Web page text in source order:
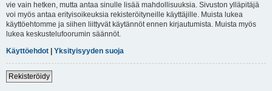
vie vain hetken, mutta antaa sinulle lisää mahdollisuuksia. Sivuston ylläpitäjä
voi myös antaa erityisoikeuksia rekisteröityneille käyttäjille. Muista lukea
käyttöehtomme ja siihen liittyvät käytännöt ennen kirjautumista. Muista myös
lukea keskustelufoorumin säännöt.
Käyttöehdot | Yksityisyyden suoja
Rekisteröidy